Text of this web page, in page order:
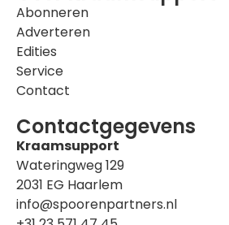
Abonneren
Adverteren
Edities
Service
Contact
Contactgegevens
Kraamsupport
Wateringweg 129
2031 EG Haarlem
info@spoorenpartners.nl